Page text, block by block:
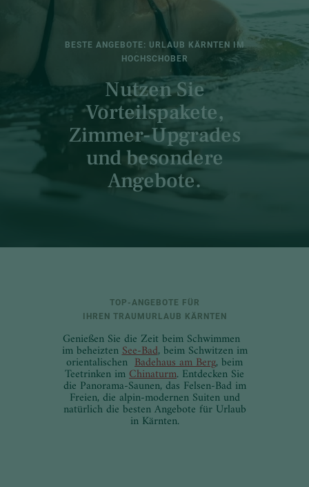
BESTE ANGEBOTE: URLAUB KÄRNTEN IM
HOCHSCHOBER
Nutzen Sie
Vorteilspakete,
Zimmer-Upgrades
und besondere
Angebote.
TOP-ANGEBOTE FÜR
IHREN TRAUMURLAUB KÄRNTEN
Genießen Sie die Zeit beim Schwimmen
im beheiztenSee-Bad, beim Schwitzen im
orientalischen Badehaus am Berg, beim
Teetrinken imChinaturm. Entdecken Sie
die Panorama-Saunen, das Felsen-Bad im
Freien, die alpin-modernen Suiten und
natürlich die besten Angebote für Urlaub
in Kärnten.